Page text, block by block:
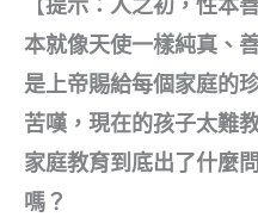
【提示：人之初，性本
本就像天使一樣純真、
是上帝賜給每個家庭的
苦嘆，現在的孩子太難
家庭教育到底出了什麼
嗎？